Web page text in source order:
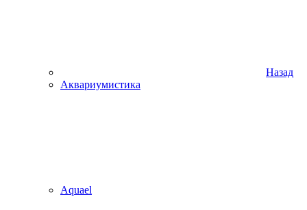
Назад
Аквариумистика
Aquael